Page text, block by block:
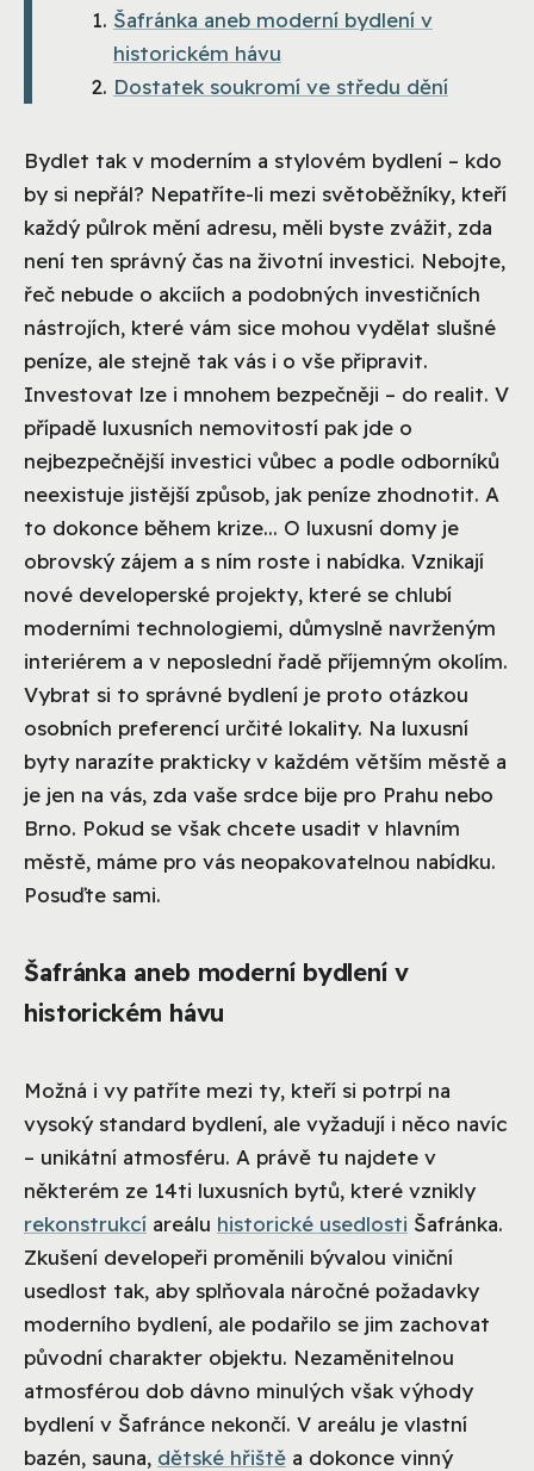
Šafránka aneb moderní bydlení v
historickém hávu
Dostatek soukromí ve středu dění
Bydlet tak v moderním a stylovém bydlení – kdo
by si nepřál? Nepatříte-li mezi světoběžníky, kteří
každý půlrok mění adresu, měli byste zvážit, zda
není ten správný čas na životní investici. Nebojte,
řeč nebude o akciích a podobných investičních
nástrojích, které vám sice mohou vydělat slušné
peníze, ale stejně tak vás i o vše připravit.
Investovat lze i mnohem bezpečněji – do realit. V
případě luxusních nemovitostí pak jde o
nejbezpečnější investici vůbec a podle odborníků
neexistuje jistější způsob, jak peníze zhodnotit. A
to dokonce během krize... O luxusní domy je
obrovský zájem a s ním roste i nabídka. Vznikají
nové developerské projekty, které se chlubí
moderními technologiemi, důmyslně navrženým
interiérem a v neposlední řadě příjemným okolím.
Vybrat si to správné bydlení je proto otázkou
osobních preferencí určité lokality. Na luxusní
byty narazíte prakticky v každém větším městě a
je jen na vás, zda vaše srdce bije pro Prahu nebo
Brno. Pokud se však chcete usadit v hlavním
městě, máme pro vás neopakovatelnou nabídku.
Posuďte sami.
Šafránka aneb moderní bydlení v
historickém hávu
Možná i vy patříte mezi ty, kteří si potrpí na
vysoký standard bydlení, ale vyžadují i něco navíc
– unikátní atmosféru. A právě tu najdete v
některém ze 14ti luxusních bytů, které vznikly
rekonstrukcí areálu historické usedlosti Šafránka.
Zkušení developeři proměnili bývalou viniční
usedlost tak, aby splňovala náročné požadavky
moderního bydlení, ale podařilo se jim zachovat
původní charakter objektu. Nezaměnitelnou
atmosférou dob dávno minulých však výhody
bydlení v Šafránce nekončí. V areálu je vlastní
bazén, sauna, dětské hřiště a dokonce vinný